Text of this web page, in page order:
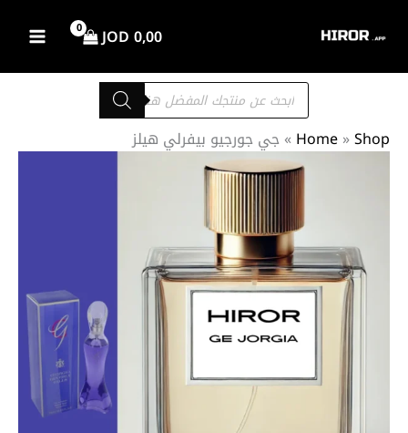
0,00
JOD
Products
search
Home»Shop
»جي جورجيو بيفرلي هيلز
نطاق
السعر:
خلال
كمية